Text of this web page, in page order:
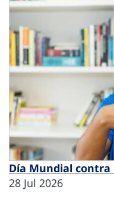
Día Mundial contra
28 Jul 2026